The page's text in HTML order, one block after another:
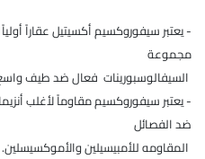
- يعتبر سيفوروكسيم أكسيتيل عقاراً
مجموعة
السيفالوسبورينات فعال ضد طيف واسع
- يعتبر سيفوروكسيم مقاوماً لأغلب
ضد الفصائل
المقاومه للأمبيسيلين والأموكسيسلين.